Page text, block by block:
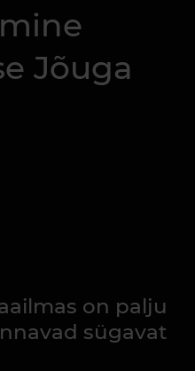
Jõuga
on palju
sügavat